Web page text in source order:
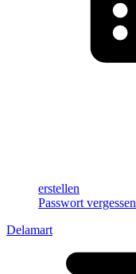
erstellen
Passwort vergessen
Delamart